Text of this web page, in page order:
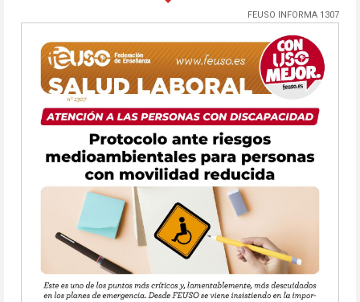
FEUSO INFORMA 1307